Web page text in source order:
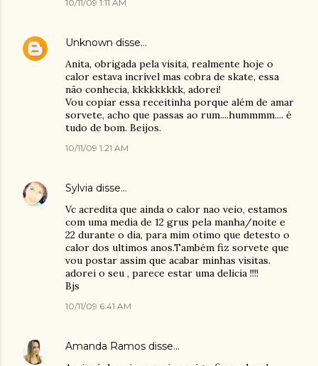
10/11/09 1:11 AM
Unknown disse…
Anita, obrigada pela visita, realmente hoje o
calor estava incrível mas cobra de skate, essa
não conhecia, kkkkkkkkk, adorei!
Vou copiar essa receitinha porque além de amar
sorvete, acho que passas ao rum....hummmm.... é
tudo de bom. Beijos.
10/11/09 1:21 AM
Sylvia disse…
Vc acredita que ainda o calor nao veio, estamos
com uma media de 12 grus pela manha/noite e
22 durante o dia, para mim otimo que detesto o
calor dos ultimos anos.Também fiz sorvete que
vou postar assim que acabar minhas visitas.
adorei o seu , parece estar uma delicia !!!!
Bjs
10/11/09 6:41 AM
Amanda Ramos disse…